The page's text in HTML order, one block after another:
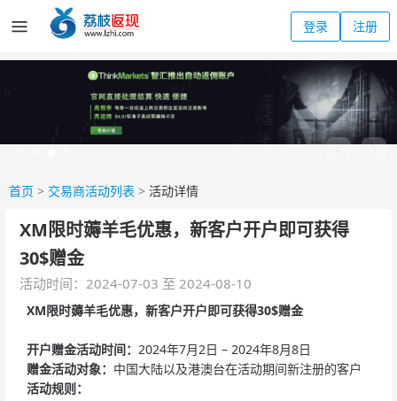
登录 注册
首页 > 交易商活动列表 > 活动详情
XM限时薅羊毛优惠，新客户开户即可获得
30$赠金
活动时间：2024-07-03 至 2024-08-10
XM限时薅羊毛优惠，新客户开户即可获得30$赠金
开户赠金活动时间： 2024年7月2日 – 2024年8月8日
赠金活动对象： 中国大陆以及港澳台在活动期间新注册的客户
活动规则：